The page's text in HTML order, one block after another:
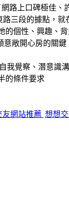
路上口碑極佳、
三段的據點，
個性、興趣、
敞開心房的關
我覺察、潛意識
的條件要求
友網站推薦 想想